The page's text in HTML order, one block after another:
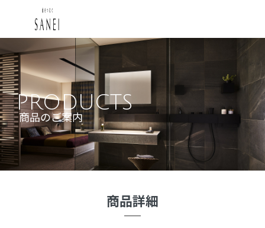
PRODUCTS
商品のご案内
商品詳細